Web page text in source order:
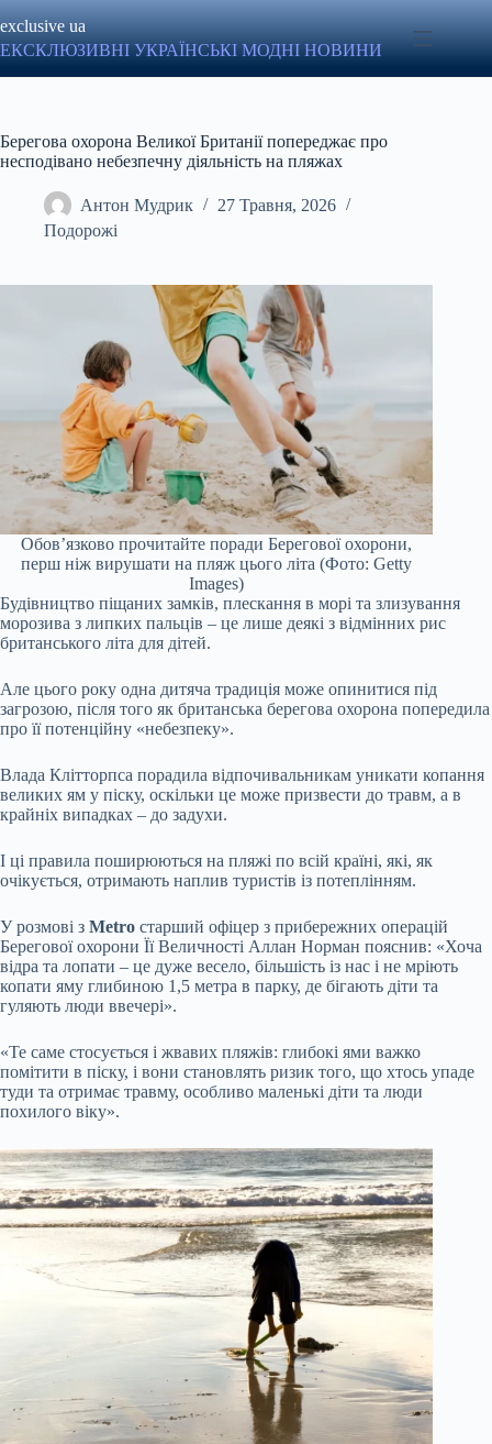
до
вмісту
exclusive ua
ЕКСКЛЮЗИВНІ УКРАЇНСЬКІ МОДНІ НОВИНИ
Берегова охорона Великої Британії попереджає про
несподівано небезпечну діяльність на пляжах
Антон Мудрик
27 Травня, 2026
Подорожі
Обов’язково прочитайте поради Берегової охорони,
перш ніж вирушати на пляж цього літа (Фото: Getty
Images)
Будівництво піщаних замків, плескання в морі та злизування
морозива з липких пальців – це лише деякі з відмінних рис
британського літа для дітей.
Але цього року одна дитяча традиція може опинитися під
загрозою, після того як британська берегова охорона попередила
про її потенційну «небезпеку».
Влада Клітторпса порадила відпочивальникам уникати копання
великих ям у піску, оскільки це може призвести до травм, а в
крайніх випадках – до задухи.
І ці правила поширюються на пляжі по всій країні, які, як
очікується, отримають наплив туристів із потеплінням.
У розмові з Metro старший офіцер з прибережних операцій
Берегової охорони Її Величності Аллан Норман пояснив: «Хоча
відра та лопати – це дуже весело, більшість із нас і не мріють
копати яму глибиною 1,5 метра в парку, де бігають діти та
гуляють люди ввечері».
«Те саме стосується і жвавих пляжів: глибокі ями важко
помітити в піску, і вони становлять ризик того, що хтось упаде
туди та отримає травму, особливо маленькі діти та люди
похилого віку».